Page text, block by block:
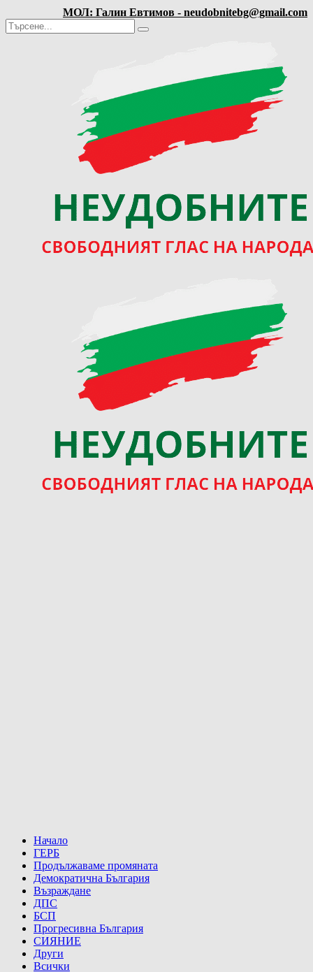
МОЛ: Галин Евтимов - neudobnitebg@gmail.com
Начало
ГЕРБ
Продължаваме промяната
Демократична България
Възраждане
ДПС
БСП
Прогресивна България
СИЯНИЕ
Други
Всички